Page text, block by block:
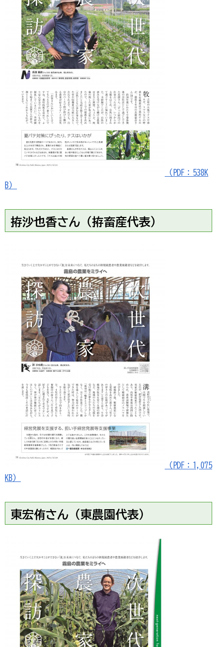
（PDF：538K
B）
拵沙也香さん（拵畜産代表）
（PDF：1,075
KB）
東宏侑さん（東農園代表）